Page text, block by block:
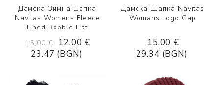
Дамска Зимна шапка
Navitas Womens Fleece
Lined Bobble Hat
15,00 €
12,00 €
23,47 (BGN)
Дамска Шапка Navitas
Womans Logo Cap
15,00 €
29,34 (BGN)